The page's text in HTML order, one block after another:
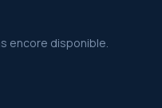
encore disponible.